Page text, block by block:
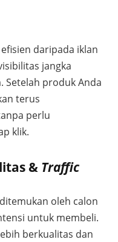
daripada iklan
jangka
Setelah produk Anda
terus
perlu
klik.
& Traffic
oleh calon
untuk membeli.
berkualitas dan